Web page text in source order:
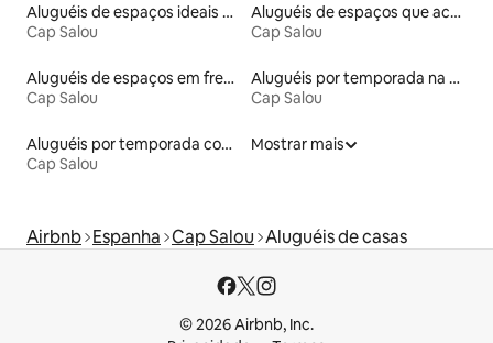
Aluguéis de espaços ideais para famílias
Cap Salou
Aluguéis de espaços que aceitam animais de estimação
Cap Salou
Aluguéis de espaços em frente à praia
Cap Salou
Aluguéis por temporada na orla
Cap Salou
Aluguéis por temporada com acesso à praia
Cap Salou
Mostrar mais
Airbnb Espanha Cap Salou Aluguéis de casas
© 2026 Airbnb, Inc.